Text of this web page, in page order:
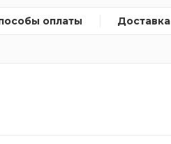
оплаты Доставка